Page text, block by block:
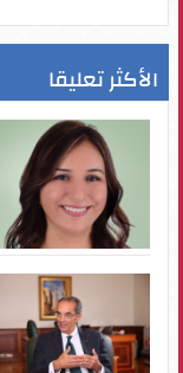
الأكثر تعليقا